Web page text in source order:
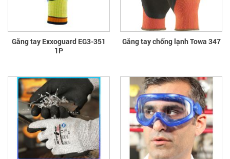
Găng tay Exxoguard EG3-351
1P
Găng tay chống lạnh Towa 347